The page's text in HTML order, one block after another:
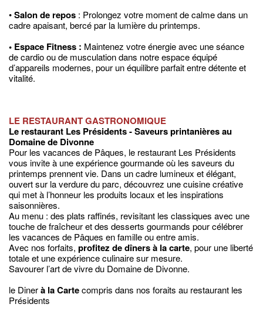
•Salon de repos : Prolongez votre moment de calme dans un
cadre apaisant, bercé par la lumière du printemps.
• Espace Fitness : Maintenez votre énergie avec une séance
de cardio ou de musculation dans notre espace équipé
d’appareils modernes, pour un équilibre parfait entre détente et
vitalité.
LE RESTAURANT GASTRONOMIQUE
Le restaurant Les Présidents - Saveurs printanières au
Domaine de Divonne
Pour les vacances de Pâques, le restaurant Les Présidents
vous invite à une expérience gourmande où les saveurs du
printemps prennent vie. Dans un cadre lumineux et élégant,
ouvert sur la verdure du parc, découvrez une cuisine créative
qui met à l’honneur les produits locaux et les inspirations
saisonnières.
Au menu : des plats raffinés, revisitant les classiques avec une
touche de fraîcheur et des desserts gourmands pour célébrer
les vacances de Pâques en famille ou entre amis.
Avec nos forfaits, profitez de dîners à la carte, pour une liberté
totale et une expérience culinaire sur mesure.
Savourer l’art de vivre du Domaine de Divonne.
le Dinerà la Cartecompris dans nos foraits au restaurant les
Présidents